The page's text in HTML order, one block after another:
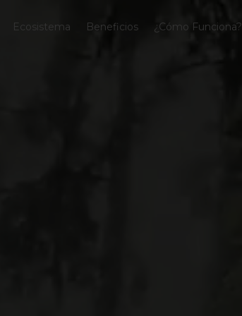
Ecosistema Beneficios ¿Cómo Funciona?